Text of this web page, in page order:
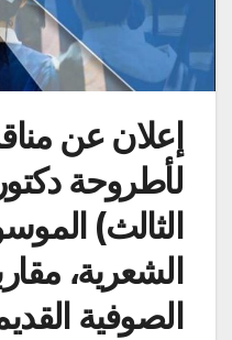
إعلان عن
لأطروحة
الثالث)
الشعرية،
الصوفية